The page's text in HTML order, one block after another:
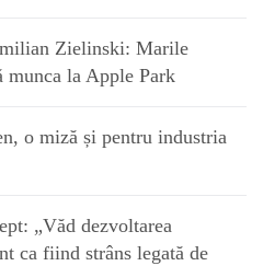
Zielinski: Marile
munca la Apple Park
o miză și pentru industria
„Văd dezvoltarea
ca fiind strâns legată de